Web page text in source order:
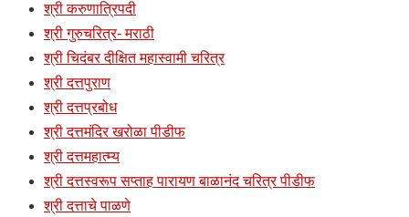
श्री करुणात्रिपदी
श्री गुरुचरित्र- मराठी
श्री चिदंबर दीक्षित महास्वामी चरित्र
श्री दत्तपुराण
श्री दत्तप्रबोध
श्री दत्तमंदिर खरोळा पीडीफ
श्री दत्तमहात्म्य
श्री दत्तस्वरूप सप्ताह पारायण बाळानंद चरित्र पीडीफ
श्री दत्ताचे पाळणे